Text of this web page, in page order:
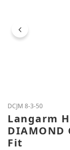
DCJM 8-3-50
Langarm
Fit